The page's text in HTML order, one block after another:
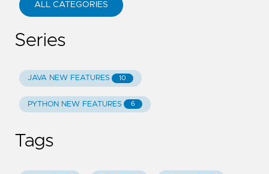
ALL CATEGORIES
Series
JAVA NEW FEATURES 10
PYTHON NEW FEATURES 6
Tags